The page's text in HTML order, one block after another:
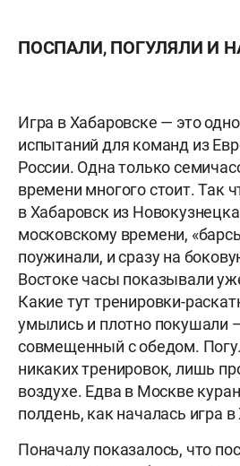
ПОСПАЛИ, ПОГУЛЯЛИ И
Игра в Хабаровске — это
испытаний для команд из
России. Одна только
времени многого стоит. Так
в Хабаровск из
московскому времени,
поужинали, и сразу на
Востоке часы показывали
Какие тут тренировки-
умылись и плотно покушали
совмещенный с обедом.
никаких тренировок, лишь
воздухе. Едва в Москве
полдень, как началась игра
Поначалу показалось, что